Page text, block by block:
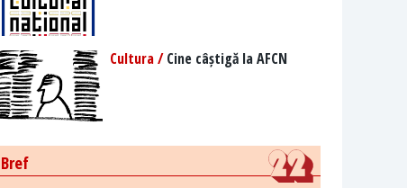
Cultura /Cine câștigă la AFCN
Bref